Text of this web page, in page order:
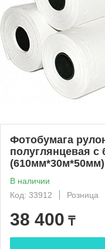
Фотобумага
полуглянцевая с
(610мм*30м*50мм)
В наличии
Код: 33912
Розница
38 400 ₸